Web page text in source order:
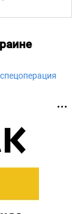
спецоперация